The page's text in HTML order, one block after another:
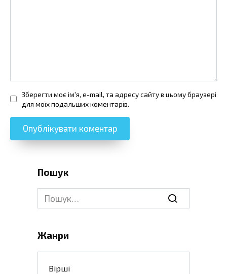
Зберегти моє ім'я, e-mail, та адресу сайту в цьому браузері
для моїх подальших коментарів.
Пошук
Search
for:
Жанри
Вірші